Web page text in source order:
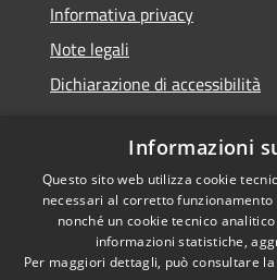
Informativa privacy
Note legali
Dichiarazione di accessibilità
RSS
Accessibilità
Cookie
Informazioni
Questo sito web utilizza cookie
necessari al corretto
nonché un cookie tecnico
informazioni statistiche,
Per maggiori dettagli, può consultare